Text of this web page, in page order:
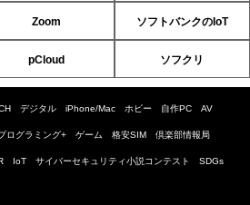
Zoom ソフトバンクのIoT
pCloud ソフクリ
デジタル iPhone/Mac ホビー 自作PC AV
ログラミング+ ゲーム 格安SIM 倶楽部情報局
IoT サイバーセキュリティ小説コンテスト SDGs